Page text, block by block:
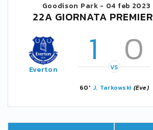
Goodison Park - 04 feb 2023
22A GIORNATA
Everton 1 0
VS
60' J. Tarkowski (Eve)